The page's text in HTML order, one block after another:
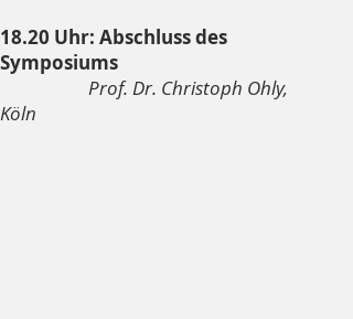
18.20 Uhr: Abschluss des
Symposiums
Prof. Dr. Christoph Ohly,
Köln